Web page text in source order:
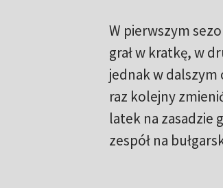
W pierwszym
grał w kratkę, w
jednak w dalszym
raz kolejny
latek na
zespół na